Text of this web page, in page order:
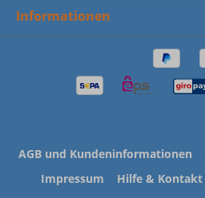
Informationen
AGB und Kundeninformationen
Impressum
Hilfe & Kontakt